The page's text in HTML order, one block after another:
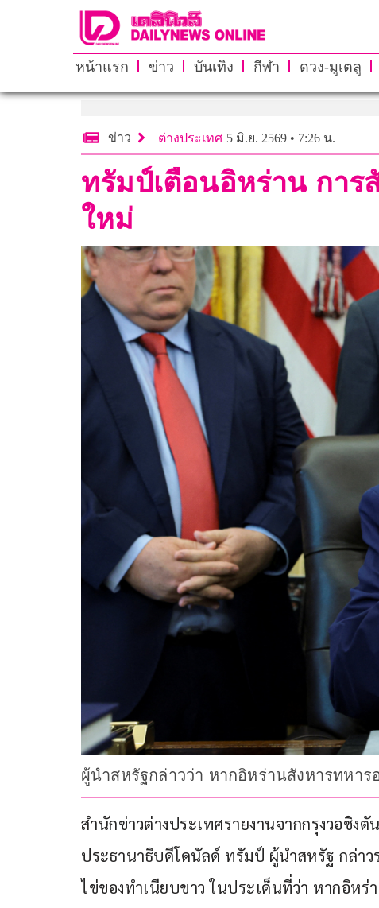
หน้าแรก ข่าว บันเทิง กีฬา ดวง-มูเตลู
ข่าว ต่างประเทศ 5 มิ.ย. 2569 • 7:26 น.
ทรัมป์เตือนอิหร่าน การ
ใหม่
ผู้นำสหรัฐกล่าวว่า หากอิหร่านสังหารทหา
สำนักข่าวต่างประเทศรายงานจากกรุงวอชิง
ประธานาธิบดีโดนัลด์ ทรัมป์ ผู้นำสหรัฐ กล่า
ไข่ของทำเนียบขาว ในประเด็นที่ว่า หากอิหร่